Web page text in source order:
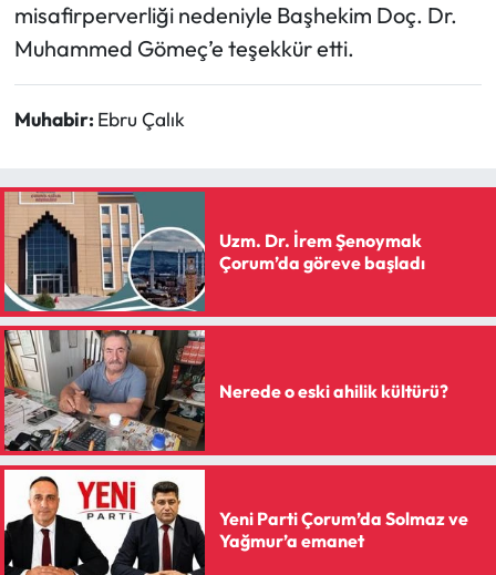
misafirperverliği nedeniyle Başhekim Doç. Dr.
Muhammed Gömeç’e teşekkür etti.
Muhabir: Ebru Çalık
Uzm. Dr. İrem Şenoymak
Çorum’da göreve başladı
Nerede o eski ahilik kültürü?
Yeni Parti Çorum’da Solmaz ve
Yağmur’a emanet
Osmancık Haberleri
Otomotiv
Resmi Reklam
Sağlık
Siyaset
Spor
Sungurlu Haberleri
Turizm
Uğurludağ Haberleri